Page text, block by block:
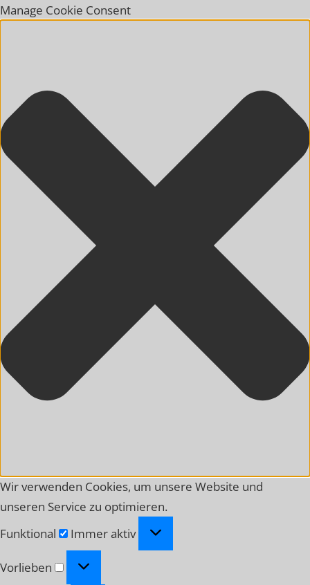
Manage Cookie Consent
Wir verwenden Cookies, um unsere Website und
unseren Service zu optimieren.
Funktional
Funktional
Immer aktiv
Vorlieben Vorlieben